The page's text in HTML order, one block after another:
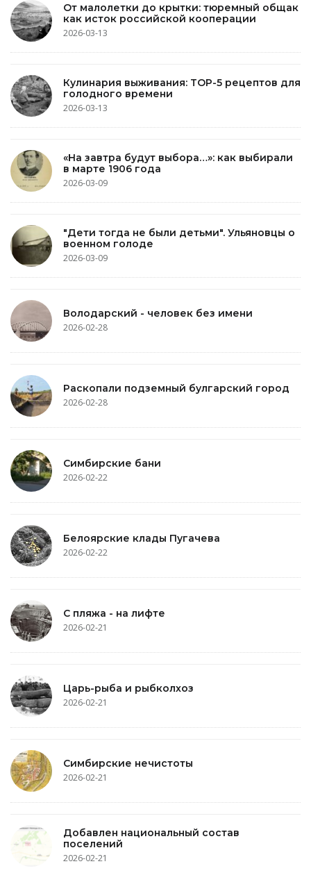
От малолетки до крытки: тюремный общак
как исток российской кооперации
2026-03-13
Кулинария выживания: TOP-5 рецептов для
голодного времени
2026-03-13
«На завтра будут выбора…»: как выбирали
в марте 1906 года
2026-03-09
"Дети тогда не были детьми". Ульяновцы о
военном голоде
2026-03-09
Володарский - человек без имени
2026-02-28
Раскопали подземный булгарский город
2026-02-28
Симбирские бани
2026-02-22
Белоярские клады Пугачева
2026-02-22
С пляжа - на лифте
2026-02-21
Царь-рыба и рыбколхоз
2026-02-21
Симбирские нечистоты
2026-02-21
Добавлен национальный состав
поселений
2026-02-21